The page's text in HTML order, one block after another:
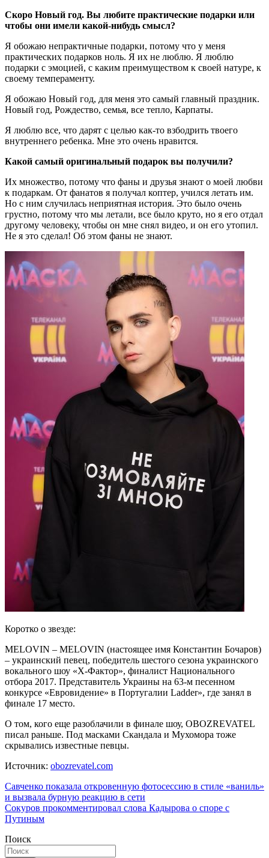
Скоро Новый год. Вы любите практические подарки или
чтобы они имели какой-нибудь смысл?
Я обожаю непрактичные подарки, потому что у меня
практических подарков ноль. Я их не люблю. Я люблю
подарки с эмоцией, с каким преимуществом к своей натуре, к
своему темпераменту.
Я обожаю Новый год, для меня это самый главный праздник.
Новый год, Рождество, семья, все тепло, Карпаты.
Я люблю все, что дарят с целью как-то взбодрить твоего
внутреннего ребенка. Мне это очень нравится.
Какой самый оригинальный подарок вы получили?
Их множество, потому что фаны и друзья знают о моей любви
к подаркам. От фанатов я получал коптер, учился летать им.
Но с ним случилась неприятная история. Это было очень
грустно, потому что мы летали, все было круто, но я его отдал
другому человеку, чтобы он мне снял видео, и он его утопил.
Не я это сделал! Об этом фаны не знают.
Коротко о звезде:
MELOVIN – MELOVIN (настоящее имя Константин Бочаров)
– украинский певец, победитель шестого сезона украинского
вокального шоу «X-Фактор», финалист Национального
отбора 2017. Представитель Украины на 63-м песенном
конкурсе «Евровидение» в Португалии Ladder», где занял в
финале 17 место.
О том, кого еще разоблачили в финале шоу, OBOZREVATEL
писал раньше. Под масками Скандала и Мухомора тоже
скрывались известные певцы.
Источник: obozrevatel.com
Навигация
по
записям
Савченко показала откровенную фотосессию в стиле «ваниль»
и вызвала бурную реакцию в сети
Сокуров прокомментировал слова Кадырова о споре с
Путиным
Поиск